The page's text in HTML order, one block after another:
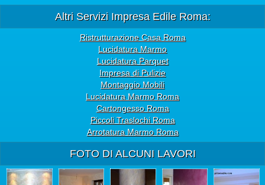
Altri Servizi Impresa Edile Roma:
Ristrutturazione Casa Roma
Lucidatura Marmo
Lucidatura Parquet
Impresa di Pulizie
Montaggio Mobili
Lucidatura Marmo Roma
Cartongesso Roma
Piccoli Traslochi Roma
Arrotatura Marmo Roma
FOTO DI ALCUNI LAVORI